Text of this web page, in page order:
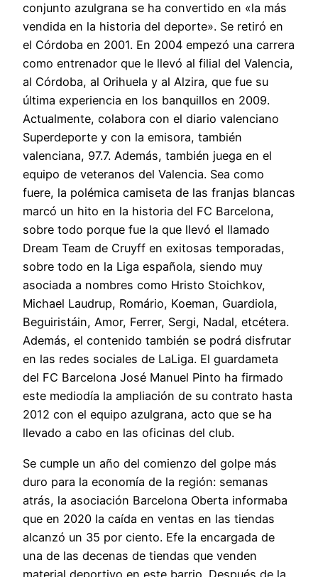
conjunto azulgrana se ha convertido en «la más
vendida en la historia del deporte». Se retiró en
el Córdoba en 2001. En 2004 empezó una carrera
como entrenador que le llevó al filial del Valencia,
al Córdoba, al Orihuela y al Alzira, que fue su
última experiencia en los banquillos en 2009.
Actualmente, colabora con el diario valenciano
Superdeporte y con la emisora, también
valenciana, 97.7. Además, también juega en el
equipo de veteranos del Valencia. Sea como
fuere, la polémica camiseta de las franjas blancas
marcó un hito en la historia del FC Barcelona,
sobre todo porque fue la que llevó el llamado
Dream Team de Cruyff en exitosas temporadas,
sobre todo en la Liga española, siendo muy
asociada a nombres como Hristo Stoichkov,
Michael Laudrup, Romário, Koeman, Guardiola,
Beguiristáin, Amor, Ferrer, Sergi, Nadal, etcétera.
Además, el contenido también se podrá disfrutar
en las redes sociales de LaLiga. El guardameta
del FC Barcelona José Manuel Pinto ha firmado
este mediodía la ampliación de su contrato hasta
2012 con el equipo azulgrana, acto que se ha
llevado a cabo en las oficinas del club.
Se cumple un año del comienzo del golpe más
duro para la economía de la región: semanas
atrás, la asociación Barcelona Oberta informaba
que en 2020 la caída en ventas en las tiendas
alcanzó un 35 por ciento. Efe la encargada de
una de las decenas de tiendas que venden
material deportivo en este barrio. Después de la